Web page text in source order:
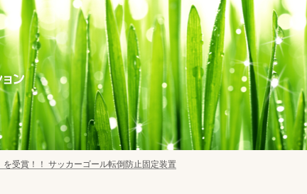
受賞！！ サッカーゴール転倒防止固定装置